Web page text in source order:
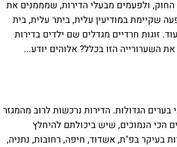
ולפעמים מבעלי הדירות, שמממנים את
שקיימת במודיעין עלית, ביתר עלית, בית
זוגות חרדיים מגדלים שם ילדים בדירות
השערורייה הזו בכלל? אלוהים יודע...
בערים הגדולות. הדירות נרכשות לרוב מהמגזר
הכי הנמוכים, שיש ביכולתם להיחלץ
בעיקר בפ"ת, אשדוד, חיפה, רחובות, נתניה,